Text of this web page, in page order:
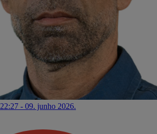
22:27 - 09. junho 2026.